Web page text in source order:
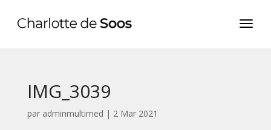
IMG_3039
par adminmultimed | 2 Mar 2021